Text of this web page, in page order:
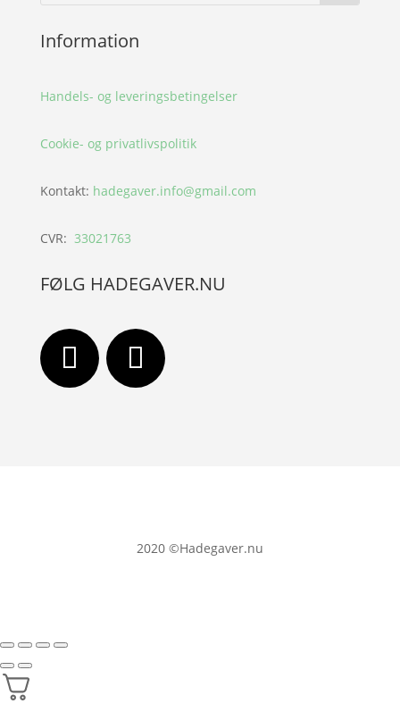
Information
Handels- og leveringsbetingelser
Cookie- og privatlivspolitik
Kontakt: hadegaver.info@gmail.com
CVR: 33021763
FØLG HADEGAVER.NU
2020 ©Hadegaver.nu